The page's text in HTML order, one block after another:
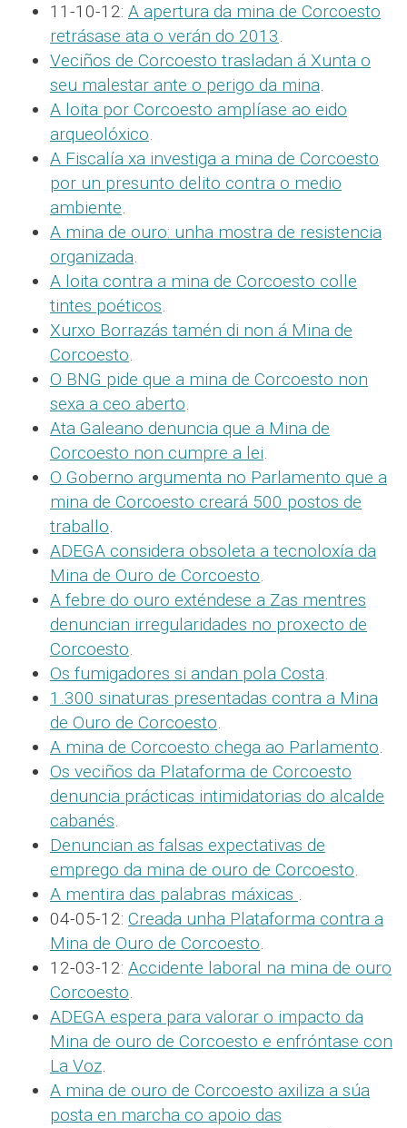
11-10-12: A apertura da mina de Corcoesto
retrásase ata o verán do 2013.
Veciños de Corcoesto trasladan á Xunta o
seu malestar ante o perigo da mina.
A loita por Corcoesto amplíase ao eido
arqueolóxico.
A Fiscalía xa investiga a mina de Corcoesto
por un presunto delito contra o medio
ambiente.
A mina de ouro: unha mostra de resistencia
organizada.
A loita contra a mina de Corcoesto colle
tintes poéticos.
Xurxo Borrazás tamén di non á Mina de
Corcoesto.
O BNG pide que a mina de Corcoesto non
sexa a ceo aberto.
Ata Galeano denuncia que a Mina de
Corcoesto non cumpre a lei.
O Goberno argumenta no Parlamento que a
mina de Corcoesto creará 500 postos de
traballo.
ADEGA considera obsoleta a tecnoloxía da
Mina de Ouro de Corcoesto.
A febre do ouro exténdese a Zas mentres
denuncian irregularidades no proxecto de
Corcoesto.
Os fumigadores si andan pola Costa.
1.300 sinaturas presentadas contra a Mina
de Ouro de Corcoesto.
A mina de Corcoesto chega ao Parlamento.
Os veciños da Plataforma de Corcoesto
denuncia prácticas intimidatorias do alcalde
cabanés.
Denuncian as falsas expectativas de
emprego da mina de ouro de Corcoesto.
A mentira das palabras máxicas .
04-05-12: Creada unha Plataforma contra a
Mina de Ouro de Corcoesto.
12-03-12: Accidente laboral na mina de ouro
Corcoesto.
ADEGA espera para valorar o impacto da
Mina de ouro de Corcoesto e enfróntase con
La Voz.
A mina de ouro de Corcoesto axiliza a súa
posta en marcha co apoio das